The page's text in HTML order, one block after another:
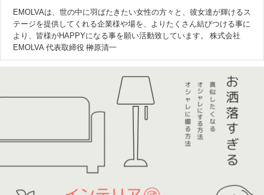
EMOLVAは、世の中に羽ばたきたい女性の方々と、彼女達が輝けるス
テージを提供してくれる企業様や場を、よりたくさん結びつける事に
より、皆様がHAPPYになる事を願い活動致しています。 株式会社
EMOLVA 代表取締役 榊原清一